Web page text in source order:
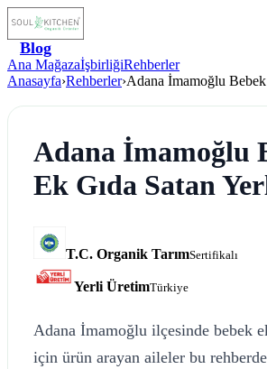
Blog
Ana MağazaİşbirliğiRehberler
Anasayfa›Rehberler›Adana İmamoğlu
Adana İmamoğlu
Ek Gıda Satan
T.C. Organik TarımSertifikalı
Yerli ÜretimTürkiye
Adana İmamoğlu ilçesinde bebek
için ürün arayan aileler bu